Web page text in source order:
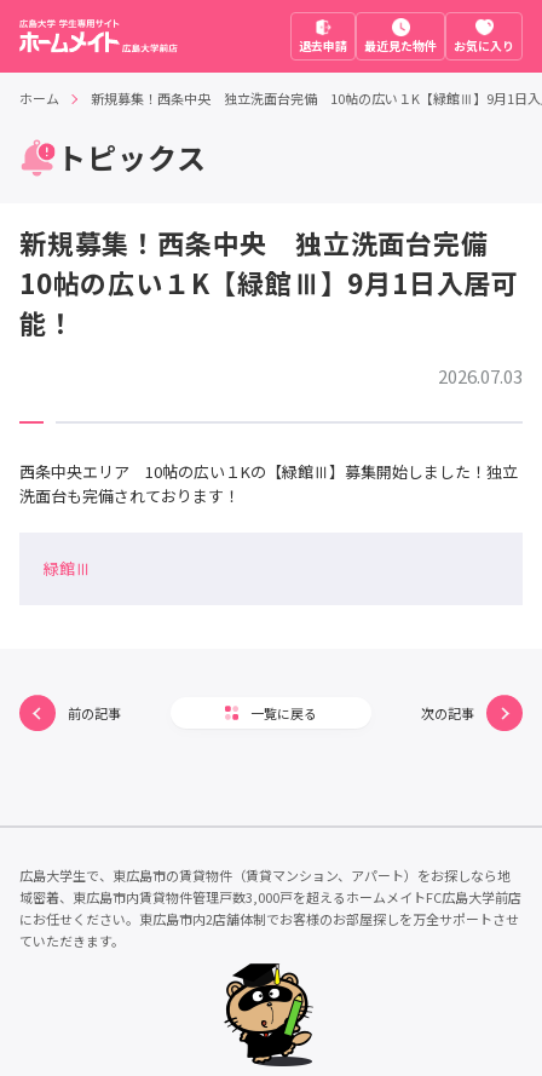
退去申請 最近見た物件 お気に入り
ホーム 新規募集！西条中央 独立洗面台完備 10帖の広い１K【緑館Ⅲ】9月1日
トピックス
新規募集！西条中央 独立洗面台完備
10帖の広い１K【緑館Ⅲ】9月1日入居可
能！
2026.07.03
西条中央エリア 10帖の広い１Kの【緑館Ⅲ】募集開始しました！独立
洗面台も完備されております！
緑館Ⅲ
前の記事 一覧に戻る 次の記事
広島大学生で、東広島市の賃貸物件（賃貸マンション、アパート）をお探しなら地
域密着、東広島市内賃貸物件管理戸数3,000戸を超えるホームメイトFC広島大学前店
にお任せください。東広島市内2店舗体制でお客様のお部屋探しを万全サポートさせ
ていただきます。